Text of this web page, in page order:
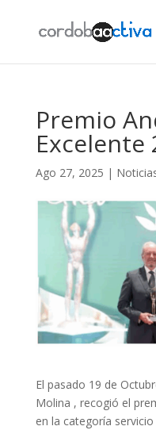
Premio
Excelente
Ago 27, 2025 |
El pasado 19 de
Molina , recogió el
en la categoría